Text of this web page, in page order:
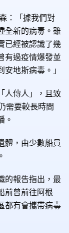
：「據我們對
全新的病毒。雖
已經被認識了幾
有過疫情爆發並
地斯病毒。」
人傳人」，且致
需要較長時間
。
體，由少數船員
的報告指出，最
前曾前往阿根
都有會攜帶病毒